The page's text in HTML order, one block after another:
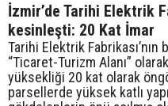
İzmir’de Tarihi Elektrik
kesinleşti: 20 Kat İmar
Tarihi Elektrik
“Ticaret-Turizm Alanı”
yüksekliği 20 kat olarak
parsellerde yüksek katlı